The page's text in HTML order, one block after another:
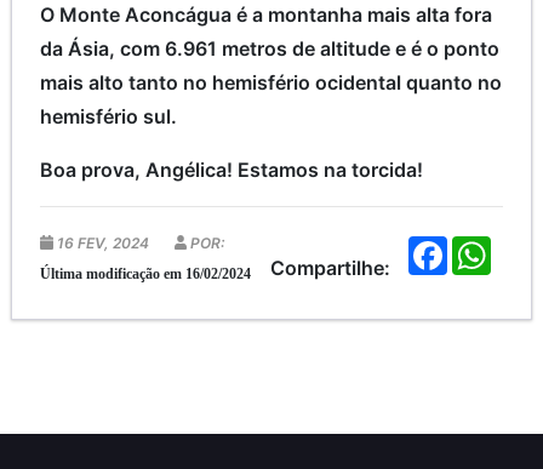
O Monte Aconcágua é a montanha mais alta fora
da Ásia, com 6.961 metros de altitude e é o ponto
mais alto tanto no hemisfério ocidental quanto no
hemisfério sul.
Boa prova, Angélica! Estamos na torcida!
Compartilhe:
F
a
b
s
16 FEV, 2024 POR:
Última modificação em 16/02/2024